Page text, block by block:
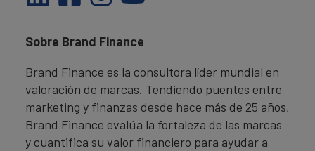
Sobre Brand Finance
Brand Finance es la consultora líder mundial en
valoración de marcas. Tendiendo puentes entre
marketing y finanzas desde hace más de 25 años,
Brand Finance evalúa la fortaleza de las marcas
y cuantifica su valor financiero para ayudar a